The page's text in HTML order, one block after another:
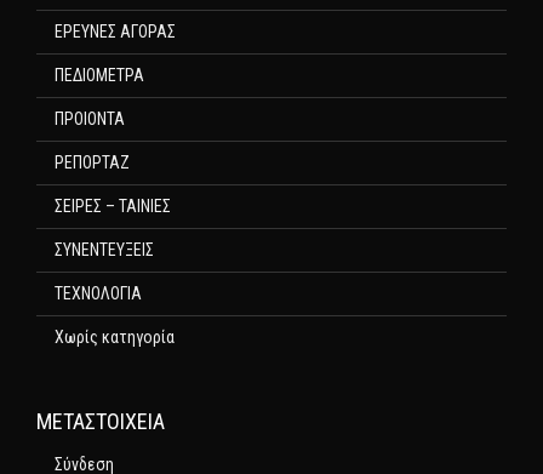
ΕΡΕΥΝΕΣ ΑΓΟΡΑΣ
ΠΕΔΙΟΜΕΤΡΑ
ΠΡΟΙΟΝΤΑ
ΡΕΠΟΡΤΑΖ
ΣΕΙΡΕΣ – ΤΑΙΝΙΕΣ
ΣΥΝΕΝΤΕΥΞΕΙΣ
ΤΕΧΝΟΛΟΓΙΑ
Χωρίς κατηγορία
ΜΕΤΑΣΤΟΙΧΕΊΑ
Σύνδεση